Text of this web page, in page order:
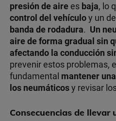
presión de aire es baja, lo
control del vehículoy un
banda de rodadura. Un
aire de forma gradual sin
afectando la conducción
prevenir estos problemas,
fundamental mantener
los neumáticosy revisar
Consecuencias de llevar